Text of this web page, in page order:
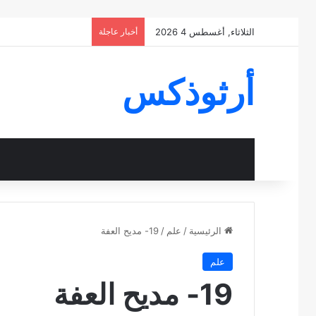
الثلاثاء, أغسطس 4 2026 أخبار عاجلة
أرثوذكس
الرئيسية / علم / 19- مديح العفة
علم
19- مديح العفة